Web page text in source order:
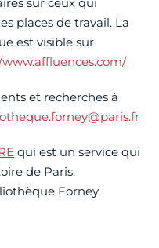
sur ceux qui
places de travail. La
est visible sur
et recherches à
qui est un service qui
de Paris.
Forney